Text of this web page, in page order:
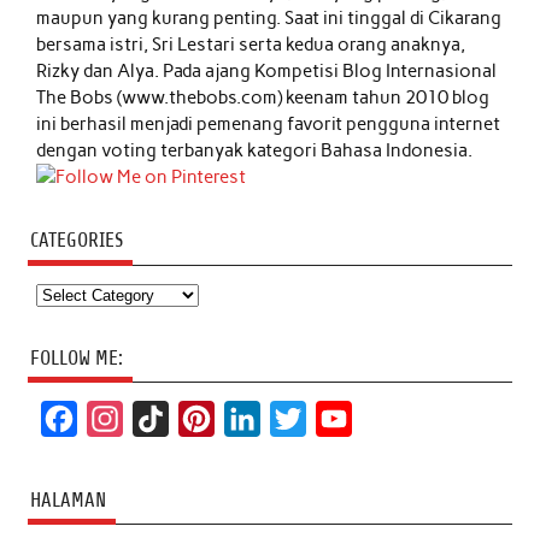
maupun yang kurang penting. Saat ini tinggal di Cikarang
bersama istri, Sri Lestari serta kedua orang anaknya,
Rizky dan Alya. Pada ajang Kompetisi Blog Internasional
The Bobs (www.thebobs.com) keenam tahun 2010 blog
ini berhasil menjadi pemenang favorit pengguna internet
dengan voting terbanyak kategori Bahasa Indonesia.
CATEGORIES
Categories
FOLLOW ME:
c
e
t
T
t
k
t
T
HALAMAN